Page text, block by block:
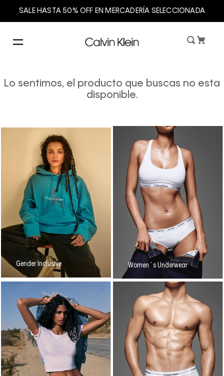
SALE HASTA 50% OFF EN MERCADERÍA SELECCIONADA
Lo sentimos, el producto que buscas no esta
disponible.
Gender Inclusive Women´s Underwear